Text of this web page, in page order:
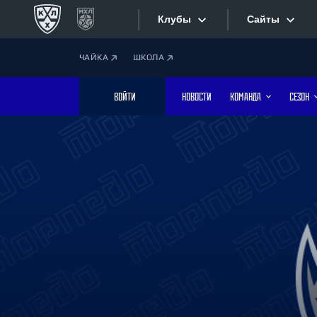
Клубы
Дивизион Боброва
Лада
Сайты
Текстовые
Фотобанк
ЧАЙКА ШКОЛА
ВОЙТИ НОВОСТИ КОМАНДА СЕЗОН